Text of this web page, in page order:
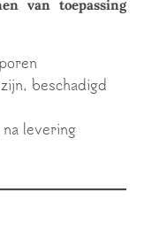
van toepassing
beschadigd
levering